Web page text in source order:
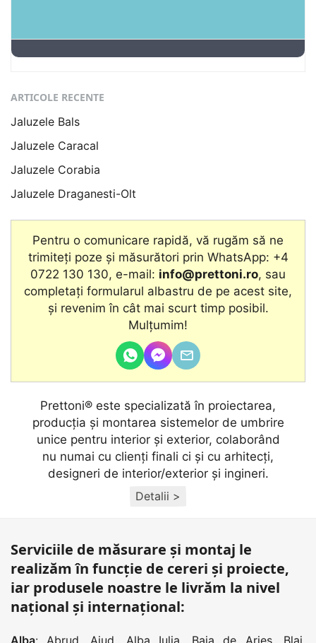
ARTICOLE RECENTE
Jaluzele Bals
Jaluzele Caracal
Jaluzele Corabia
Jaluzele Draganesti-Olt
Pentru o comunicare rapidă, vă rugăm să ne
trimiteți poze și măsurători prin WhatsApp: +4
0722 130 130, e-mail: info@prettoni.ro, sau
completați formularul albastru de pe acest site,
şi revenim în cât mai scurt timp posibil.
Mulțumim!
Prettoni® este specializată în proiectarea,
producţia și montarea sistemelor de umbrire
unice pentru interior și exterior, colaborând
nu numai cu clienţi finali ci și cu arhitecţi,
designeri de interior/exterior și ingineri.
Detalii >
Serviciile de măsurare și montaj le
realizăm în funcție de cereri și proiecte,
iar produsele noastre le livrăm la nivel
național și internațional:
Alba: Abrud, Aiud, Alba Iulia, Baia de Aries, Blaj,